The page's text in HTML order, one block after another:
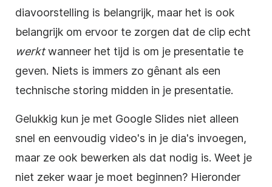
diavoorstelling is belangrijk, maar het is ook
belangrijk om ervoor te zorgen dat de clip echt
werktwanneer het tijd is om je presentatie te
geven. Niets is immers zo gênant als een
technische storing midden in je presentatie.
Gelukkig kun je met Google Slides niet alleen
snel en eenvoudig video's in je dia's invoegen,
maar ze ook bewerken als dat nodig is. Weet je
niet zeker waar je moet beginnen? Hieronder